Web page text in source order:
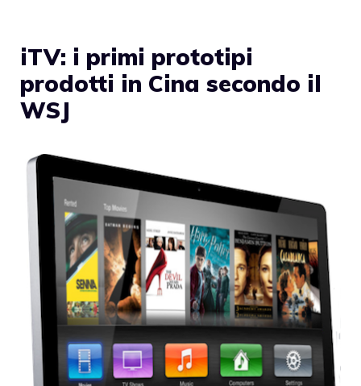
iTV: i primi prototipi
prodotti in Cina secondo il
WSJ